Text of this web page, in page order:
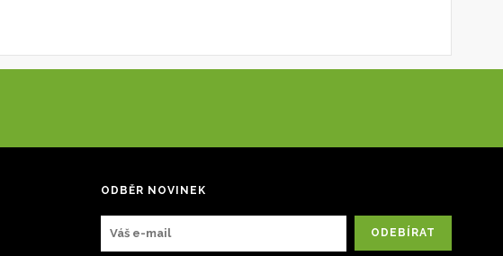
ODBĚR NOVINEK